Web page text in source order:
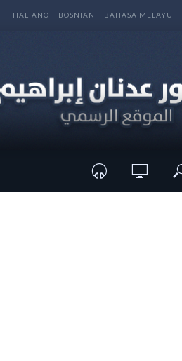
BAHASA MELAYU
BOSNIAN
IITALIANO